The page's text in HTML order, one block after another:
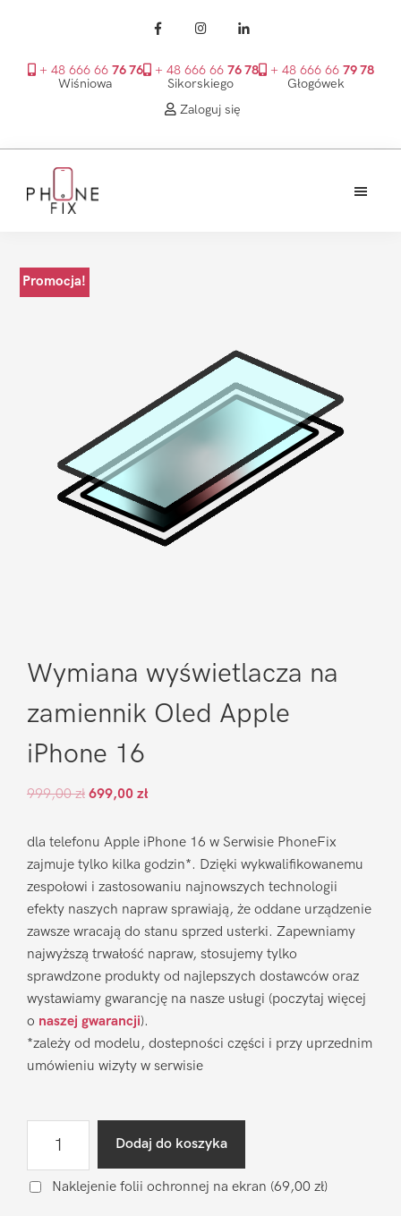
+ 48 666 66 76 76
Wiśniowa
+ 48 666 66 76 78
Sikorskiego
+ 48 666 66 79 78
Głogówek
Zaloguj się
głównego
bocznego
Promocja!
Wymiana wyświetlacza na
zamiennik Oled Apple
iPhone 16
999,00zł 699,00 zł
dla telefonu Apple iPhone 16 w Serwisie PhoneFix
zajmuje tylko kilka godzin*. Dzięki wykwalifikowanemu
zespołowi i zastosowaniu najnowszych technologii
efekty naszych napraw sprawiają, że oddane urządzenie
zawsze wracają do stanu sprzed usterki. Zapewniamy
najwyższą trwałość napraw, stosujemy tylko
sprawdzone produkty od najlepszych dostawców oraz
wystawiamy gwarancję na nasze usługi (poczytaj więcej
o naszej gwarancji).
*zależy od modelu, dostepności części i przy uprzednim
umówieniu wizyty w serwisie
wyświetlacza
Dodaj do koszyka
Naklejenie folii ochronnej na ekran (69,00 zł)